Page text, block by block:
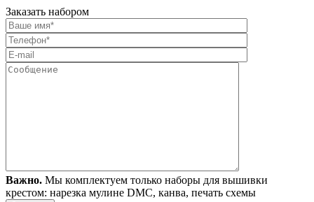
Заказать набором
Важно. Мы комплектуем только наборы для вышивки
крестом: нарезка мулине DMC, канва, печать схемы